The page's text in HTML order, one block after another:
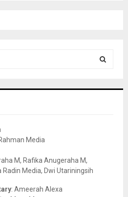
Media
M, Rafika Anugeraha M,
Media, Dwi Utariningsih
: Ameerah Alexa